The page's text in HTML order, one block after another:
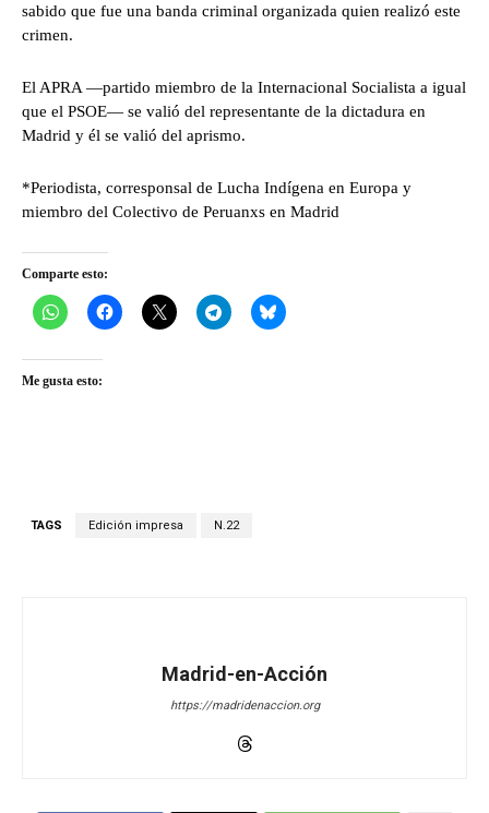
sabido que fue una banda criminal organizada quien realizó este
crimen.
El APRA —partido miembro de la Internacional Socialista a igual
que el PSOE— se valió del representante de la dictadura en
Madrid y él se valió del aprismo.
*Periodista, corresponsal de Lucha Indígena en Europa y
miembro del Colectivo de Peruanxs en Madrid
Comparte esto:
Me gusta esto:
TAGS Edición impresa N.22
Madrid-en-Acción
https://madridenaccion.org